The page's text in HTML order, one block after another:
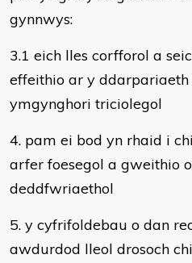
gynnwys:
3.1 eich lles corfforol a
effeithio ar y
ymgynghori triciolegol
4. pam ei bod yn rhaid i
arfer foesegol a gweithio
deddfwriaethol
5. y cyfrifoldebau o dan
awdurdod lleol drosoch